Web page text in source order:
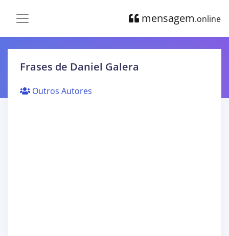
mensagem.online
Frases de Daniel Galera
Outros Autores